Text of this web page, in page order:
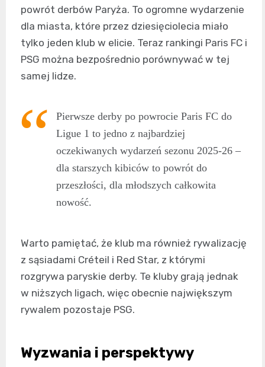
powrót derbów Paryża. To ogromne wydarzenie
dla miasta, które przez dziesięciolecia miało
tylko jeden klub w elicie. Teraz rankingi Paris FC i
PSG można bezpośrednio porównywać w tej
samej lidze.
Pierwsze derby po powrocie Paris FC do
Ligue 1 to jedno z najbardziej
oczekiwanych wydarzeń sezonu 2025-26 –
dla starszych kibiców to powrót do
przeszłości, dla młodszych całkowita
nowość.
Warto pamiętać, że klub ma również rywalizację
z sąsiadami Créteil i Red Star, z którymi
rozgrywa paryskie derby. Te kluby grają jednak
w niższych ligach, więc obecnie największym
rywalem pozostaje PSG.
Wyzwania i perspektywy